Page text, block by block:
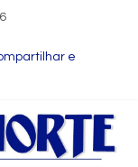
e
rodada de
Estado